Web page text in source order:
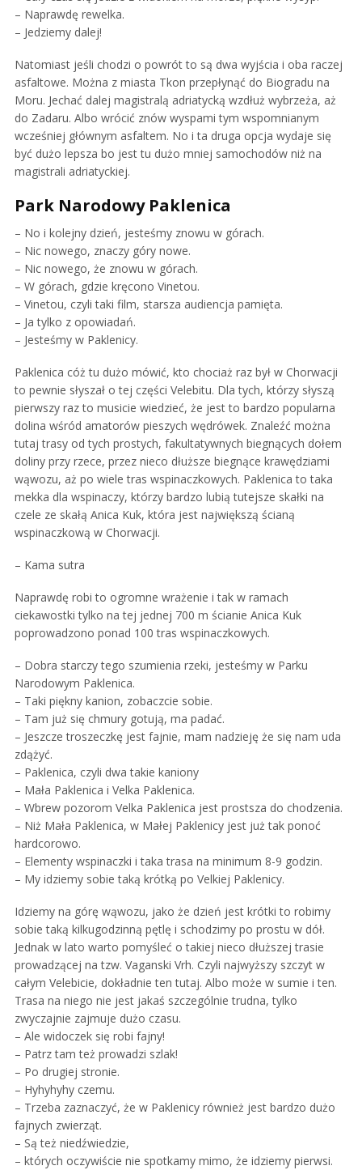
– Naprawdę rewelka.
– Jedziemy dalej!
Natomiast jeśli chodzi o powrót to są dwa wyjścia i oba raczej
asfaltowe. Można z miasta Tkon przepłynąć do Biogradu na
Moru. Jechać dalej magistralą adriatycką wzdłuż wybrzeża, aż
do Zadaru. Albo wrócić znów wyspami tym wspomnianym
wcześniej głównym asfaltem. No i ta druga opcja wydaje się
być dużo lepsza bo jest tu dużo mniej samochodów niż na
magistrali adriatyckiej.
Park Narodowy Paklenica
– No i kolejny dzień, jesteśmy znowu w górach.
– Nic nowego, znaczy góry nowe.
– Nic nowego, że znowu w górach.
– W górach, gdzie kręcono Vinetou.
– Vinetou, czyli taki film, starsza audiencja pamięta.
– Ja tylko z opowiadań.
– Jesteśmy w Paklenicy.
Paklenica cóż tu dużo mówić, kto chociaż raz był w Chorwacji
to pewnie słyszał o tej części Velebitu. Dla tych, którzy słyszą
pierwszy raz to musicie wiedzieć, że jest to bardzo popularna
dolina wśród amatorów pieszych wędrówek. Znaleźć można
tutaj trasy od tych prostych, fakultatywnych biegnących dołem
doliny przy rzece, przez nieco dłuższe biegnące krawędziami
wąwozu, aż po wiele tras wspinaczkowych. Paklenica to taka
mekka dla wspinaczy, którzy bardzo lubią tutejsze skałki na
czele ze skałą Anica Kuk, która jest największą ścianą
wspinaczkową w Chorwacji.
– Kama sutra
Naprawdę robi to ogromne wrażenie i tak w ramach
ciekawostki tylko na tej jednej 700 m ścianie Anica Kuk
poprowadzono ponad 100 tras wspinaczkowych.
– Dobra starczy tego szumienia rzeki, jesteśmy w Parku
Narodowym Paklenica.
– Taki piękny kanion, zobaczcie sobie.
– Tam już się chmury gotują, ma padać.
– Jeszcze troszeczkę jest fajnie, mam nadzieję że się nam uda
zdążyć.
– Paklenica, czyli dwa takie kaniony
– Mała Paklenica i Velka Paklenica.
– Wbrew pozorom Velka Paklenica jest prostsza do chodzenia.
– Niż Mała Paklenica, w Małej Paklenicy jest już tak ponoć
hardcorowo.
– Elementy wspinaczki i taka trasa na minimum 8-9 godzin.
– My idziemy sobie taką krótką po Velkiej Paklenicy.
Idziemy na górę wąwozu, jako że dzień jest krótki to robimy
sobie taką kilkugodzinną pętlę i schodzimy po prostu w dół.
Jednak w lato warto pomyśleć o takiej nieco dłuższej trasie
prowadzącej na tzw. Vaganski Vrh. Czyli najwyższy szczyt w
całym Velebicie, dokładnie ten tutaj. Albo może w sumie i ten.
Trasa na niego nie jest jakaś szczególnie trudna, tylko
zwyczajnie zajmuje dużo czasu.
– Ale widoczek się robi fajny!
– Patrz tam też prowadzi szlak!
– Po drugiej stronie.
– Hyhyhyhy czemu.
– Trzeba zaznaczyć, że w Paklenicy również jest bardzo dużo
fajnych zwierząt.
– Są też niedźwiedzie,
– których oczywiście nie spotkamy mimo, że idziemy pierwsi.